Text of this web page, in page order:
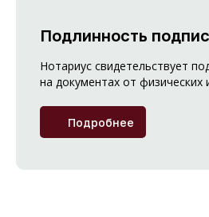
Подлинность
Нотариус свидетельствует
на документах от физических
Подробнее